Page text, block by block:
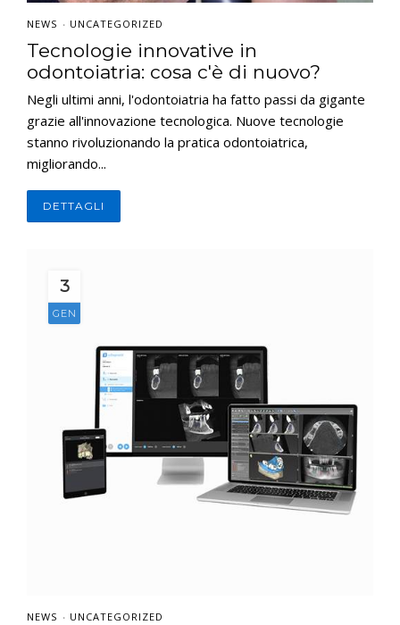
NEWS • UNCATEGORIZED
Tecnologie innovative in
odontoiatria: cosa c'è di nuovo?
Negli ultimi anni, l'odontoiatria ha fatto passi da gigante
grazie all'innovazione tecnologica. Nuove tecnologie
stanno rivoluzionando la pratica odontoiatrica,
migliorando...
DETTAGLI
3
GEN
NEWS • UNCATEGORIZED